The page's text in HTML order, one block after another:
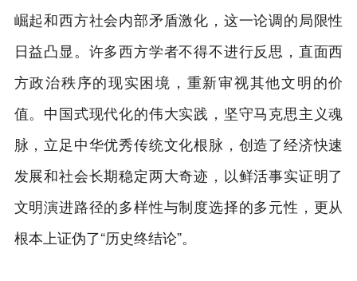
崛起和西方社会内部矛盾激化，这一论调的局限性
日益凸显。许多西方学者不得不进行反思，直面西
方政治秩序的现实困境，重新审视其他文明的价
值。中国式现代化的伟大实践，坚守马克思主义魂
脉，立足中华优秀传统文化根脉，创造了经济快速
发展和社会长期稳定两大奇迹，以鲜活事实证明了
文明演进路径的多样性与制度选择的多元性，更从
根本上证伪了“历史终结论”。